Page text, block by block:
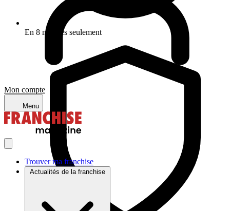
Mon compte
Menu
Trouver ma franchise
Actualités de la franchise
En 8 minutes seulement